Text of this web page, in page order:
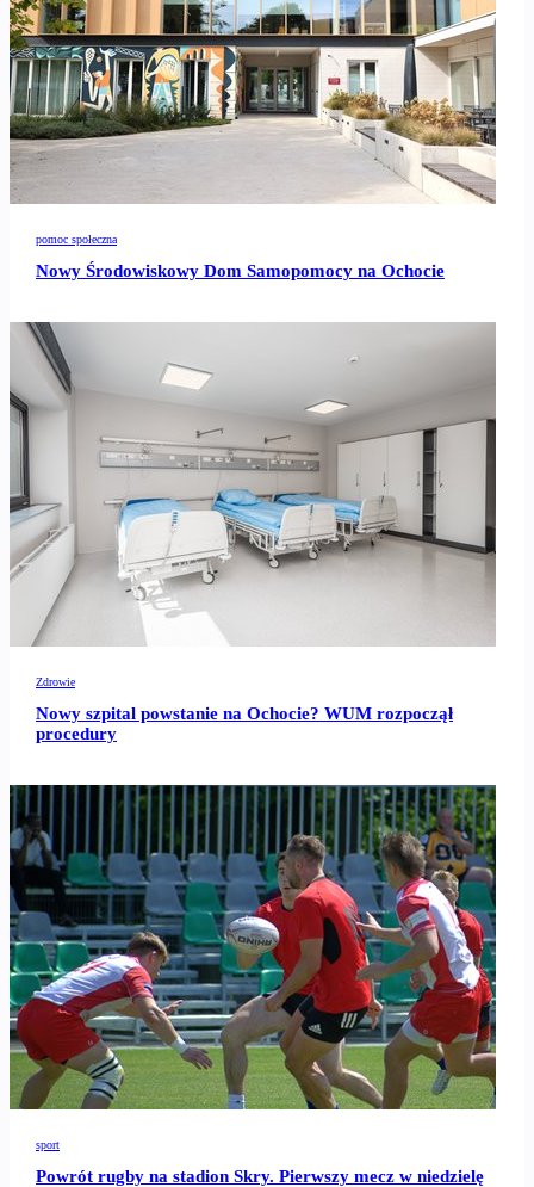
pomoc społeczna
Nowy Środowiskowy Dom Samopomocy na Ochocie
Zdrowie
Nowy szpital powstanie na Ochocie? WUM rozpoczął
procedury
sport
Powrót rugby na stadion Skry. Pierwszy mecz w niedzielę